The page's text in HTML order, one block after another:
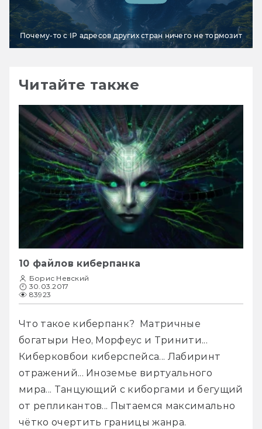
Почему-то с IP адресов других стран ничего не тормозит
Читайте также
10 файлов киберпанка
Борис Невский
30.03.2017
83923
Что такое киберпанк?  Матричные
богатыри Нео, Морфеус и Тринити...
Киберковбои киберспейса... Лабиринт
отражений... Иноземье виртуального
мира... Танцующий с киборгами и бегущий
от репликантов... Пытаемся максимально
чётко очертить границы жанра.